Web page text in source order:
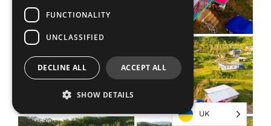
UK
FUNCTIONALITY
UNCLASSIFIED
ACCEPT ALL
DECLINE ALL
SHOW DETAILS